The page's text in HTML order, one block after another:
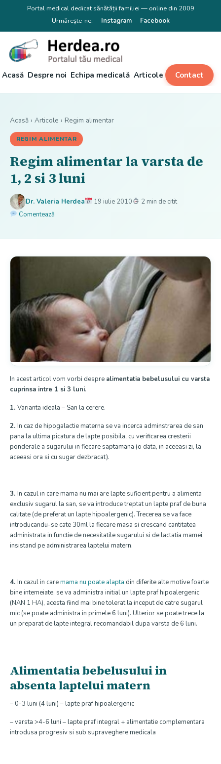
Portal medical dedicat sănătății familiei — online din 2009
Urmărește-ne:
Instagram Facebook
Acasă Despre noi Echipa medicală Articole Contact
Acasă › Articole › Regim alimentar
REGIM ALIMENTAR
Regim alimentar la varsta de
1, 2 si 3 luni
Dr. Valeria Herdea 19 iulie 2010
2 min de citit
Comentează
In acest articol vom vorbi despre alimentatia bebelusului cu varsta
cuprinsa intre 1 si 3 luni.
1. Varianta ideala – San la cerere.
2. In caz de hipogalactie materna se va incerca adminstrarea de san
pana la ultima picatura de lapte posibila, cu verificarea cresterii
ponderale a sugarului in fiecare saptamana (o data, in aceeasi zi, la
aceeasi ora si cu sugar dezbracat).
3. In cazul in care mama nu mai are lapte suficient pentru a alimenta
exclusiv sugarul la san, se va introduce treptat un lapte praf de buna
calitate (de preferat un lapte hipoalergenic). Trecerea se va face
introducandu-se cate 30ml la fiecare masa si crescand cantitatea
administrata in functie de necesitatile sugarului si de lactatia mamei,
insistand pe administrarea laptelui matern.
4. In cazul in caremama nu poate alapta din diferite alte motive foarte
bine intemeiate, se va administra initial un lapte praf hipoalergenic
(NAN 1 HA), acesta fiind mai bine tolerat la inceput de catre sugarul
mic (se poate administra in primele 6 luni). Ulterior se poate trece la
un preparat de lapte integral recomandabil dupa varsta de 6 luni.
Alimentatia bebelusului in
absenta laptelui matern
– 0-3 luni (4 luni) – lapte praf hipoalergenic
– varsta >4-6 luni – lapte praf integral + alimentatie complementara
introdusa progresiv si sub supraveghere medicala